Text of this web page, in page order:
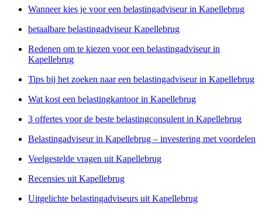
Wanneer kies je voor een belastingadviseur in Kapellebrug
betaalbare belastingadviseur Kapellebrug
Redenen om te kiezen voor een belastingadviseur in
Kapellebrug
Tips bij het zoeken naar een belastingadviseur in Kapellebrug
Wat kost een belastingkantoor in Kapellebrug
3 offertes voor de beste belastingconsulent in Kapellebrug
Belastingadviseur in Kapellebrug – investering met voordelen
Veelgestelde vragen uit Kapellebrug
Recensies uit Kapellebrug
Uitgelichte belastingadviseurs uit Kapellebrug